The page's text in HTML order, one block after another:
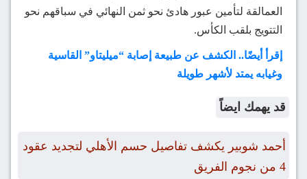
العمالقة لتأمين عبور هادئ نحو ثمن النهائي في سباقهم نحو
التتويج بلقب الكأس.
إقرأ أيضًا.. الكشف عن طبيعة إصابة “ميليتاو” القاسية
وغيابه يمتد لأشهر طويلة
قد يهمك ايضاً
أحمد شوبير يكشف تفاصيل حسم الأهلي لتجديد عقود
4 من نجوم الفريق